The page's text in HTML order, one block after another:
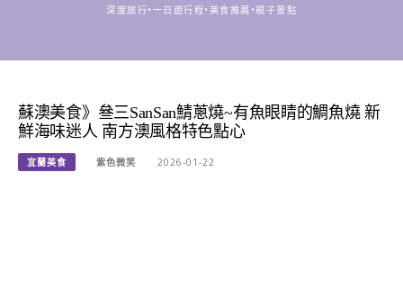
深度旅行•一日遊行程•美食推薦•親子景點
蘇澳美食》叄三SanSan鯖蔥燒~有魚眼睛的鯛魚燒 新
鮮海味迷人 南方澳風格特色點心
宜蘭美食 紫色微笑 2026-01-22